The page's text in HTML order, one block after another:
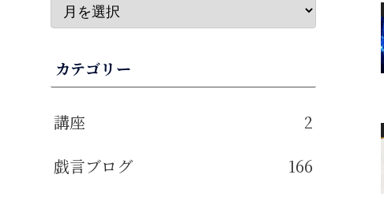
カテゴリー
講座
2
戯言ブログ
166